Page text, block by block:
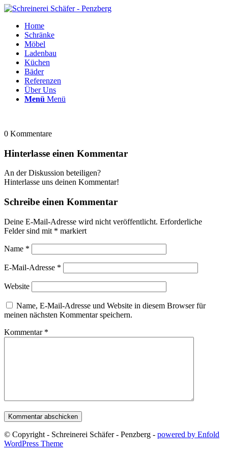
Home
Schränke
Möbel
Ladenbau
Küchen
Bäder
Referenzen
Über Uns
Menü Menü
0 Kommentare
Hinterlasse einen Kommentar
An der Diskussion beteiligen?
Hinterlasse uns deinen Kommentar!
Schreibe einen Kommentar
Deine E-Mail-Adresse wird nicht veröffentlicht. Erforderliche
Felder sind mit * markiert
Name *
E-Mail-Adresse *
Website
Name, E-Mail-Adresse und Website in diesem Browser für
meinen nächsten Kommentar speichern.
Kommentar *
© Copyright - Schreinerei Schäfer - Penzberg - powered by Enfold
WordPress Theme